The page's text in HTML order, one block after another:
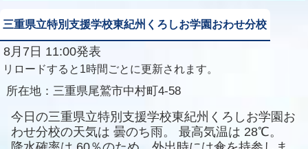
三重県立特別支援学校東紀州くろしお学園おわせ分校
8月7日 11:00発表
リロードすると1時間ごとに更新されます。
所在地： 三重県尾鷲市中村町4-58
今日の三重県立特別支援学校東紀州くろしお学園お
わせ分校の天気は 曇のち雨。 最高気温は 28℃。